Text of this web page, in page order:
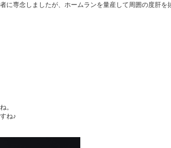
に専念しましたが、ホームランを量産して周囲の度肝を
。
ね♪